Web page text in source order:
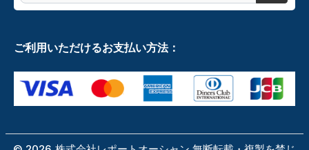
ご利用いただけるお支払い方法：